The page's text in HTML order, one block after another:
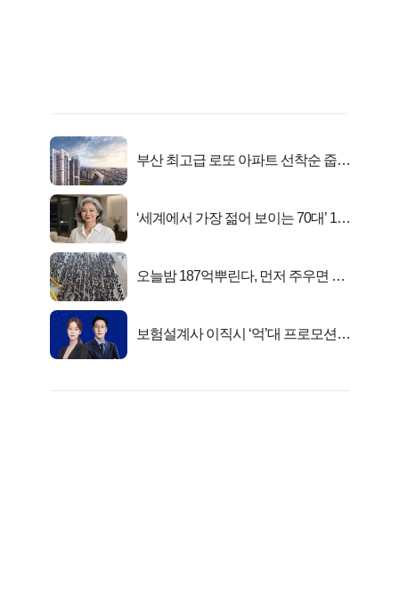
부산 최고급 로또 아파트 선착순 줍줍
‘세계에서 가장 젊어 보이는 70대’ 1위
오늘밤 187억뿌린다, 먼저 주우면 최
보험설계사 이직시 ‘억’대 프로모션!